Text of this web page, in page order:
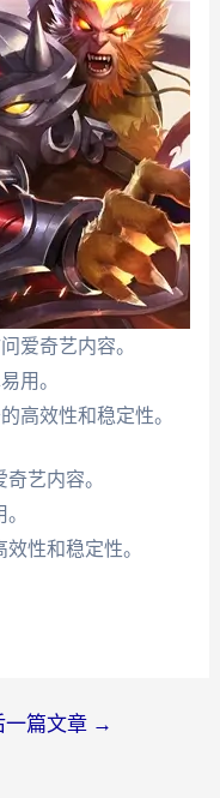
爱奇艺内容。
用。
高效性和稳定性。
艺内容。
性和稳定性。
一篇文章 →